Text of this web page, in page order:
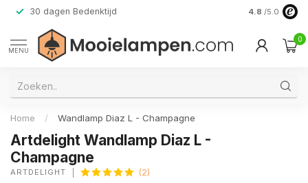
30 dagen Bedenktijd Verzending
4.8 /5.0
MENU
0
Home / Wandlamp Diaz L - Champagne
Artdelight Wandlamp Diaz L -
Champagne
ARTDELIGHT (2)